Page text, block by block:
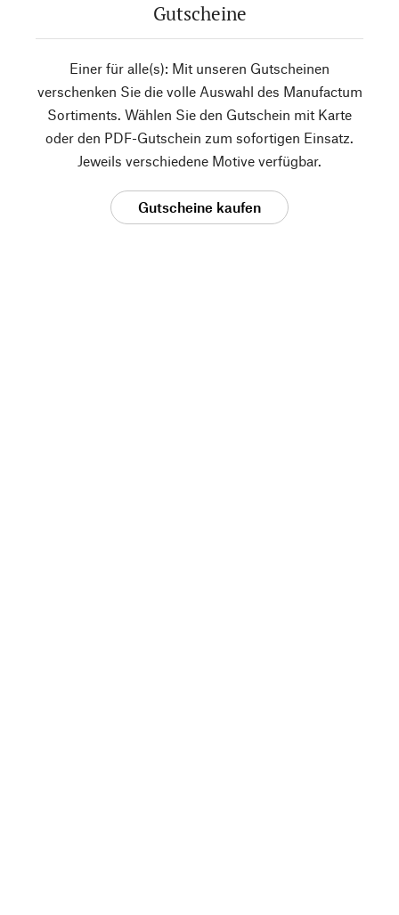
Gutscheine
Einer für alle(s): Mit unseren Gutscheinen
verschenken Sie die volle Auswahl des Manufactum
Sortiments. Wählen Sie den Gutschein mit Karte
oder den PDF-Gutschein zum sofortigen Einsatz.
Jeweils verschiedene Motive verfügbar.
Gutscheine kaufen